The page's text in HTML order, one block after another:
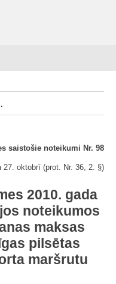
saistošie noteikumi Nr. 98
27. oktobrī (prot. Nr. 36, 2. §)
2010. gada
noteikumos
maksas
pilsētas
maršrutu